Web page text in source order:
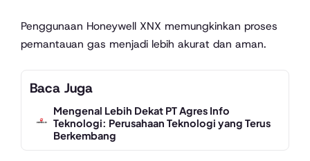
Penggunaan Honeywell XNX memungkinkan proses
pemantauan gas menjadi lebih akurat dan aman.
Baca Juga
Mengenal Lebih Dekat PT Agres Info
Teknologi: Perusahaan Teknologi yang Terus
Berkembang